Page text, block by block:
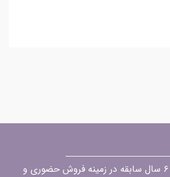
فروشگاه لیو با بیش از ۶ سال سابقه در زمینه فروش حضوری و